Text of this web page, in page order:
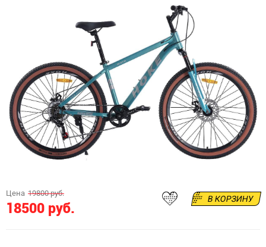
Цена 19800 руб.
18500 руб.
В КОРЗИНУ